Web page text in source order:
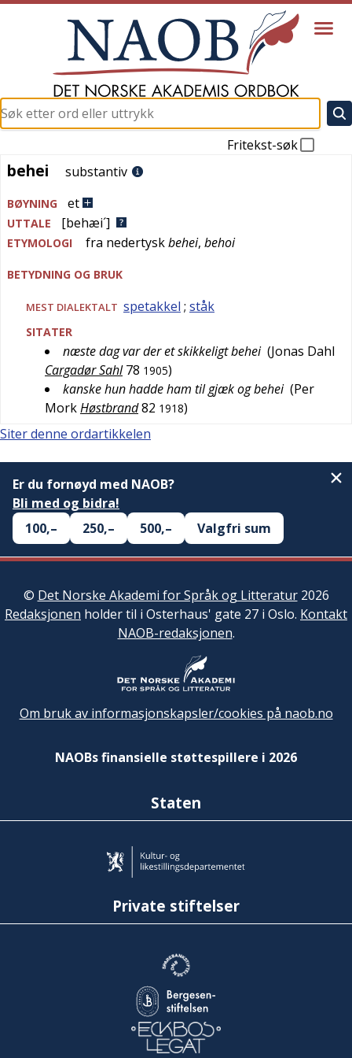
Fritekst-søk
behei
behei substantiv
BØYNING et
UTTALE [behæi´]
ETYMOLOGI fra nedertyskbehei, behoi
BETYDNING OG BRUK
MEST DIALEKTALT spetakkel ; ståk
SITATER
næste dag var der et skikkeligt behei (Jonas Dahl
Cargadør Sahl 78 1905)
kanske hun hadde ham til gjæk og behei (Per
MorkHøstbrand82 1918)
Siter denne ordartikkelen
Er du fornøyd med NAOB?
Bli med og bidra!
100,–
250,– 500,– Valgfri sum
© Det Norske Akademi for Språk og Litteratur2026
Redaksjonen holder til i Osterhaus' gate 27 i Oslo. Kontakt
NAOB-redaksjonen.
Om bruk av informasjonskapsler/cookies på naob.no
NAOBs finansielle støttespillere i 2026
Staten
Private stiftelser